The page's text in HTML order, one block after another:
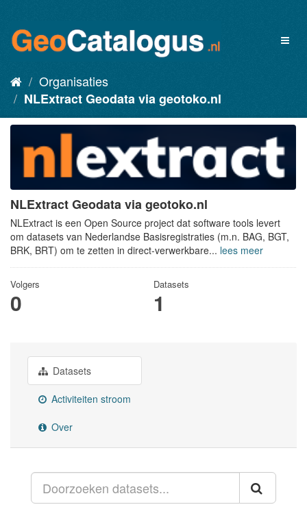
Organisaties
NLExtract Geodata via geotoko.nl
NLExtract Geodata via geotoko.nl
NLExtract is een Open Source project dat software tools levert
om datasets van Nederlandse Basisregistraties (m.n. BAG, BGT,
BRK, BRT) om te zetten in direct-verwerkbare... lees meer
Volgers
0
Datasets
1
Datasets
Activiteiten stroom
Over